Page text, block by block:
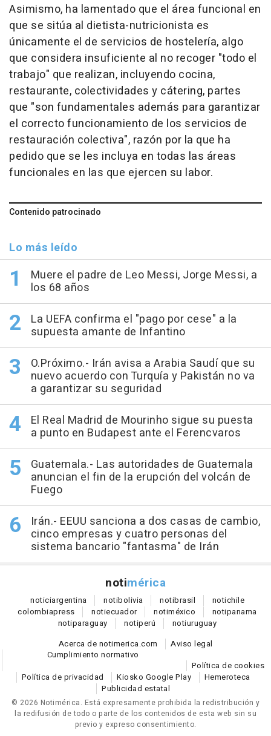
Asimismo, ha lamentado que el área funcional en
que se sitúa al dietista-nutricionista es
únicamente el de servicios de hostelería, algo
que considera insuficiente al no recoger "todo el
trabajo" que realizan, incluyendo cocina,
restaurante, colectividades y cátering, partes
que "son fundamentales además para garantizar
el correcto funcionamiento de los servicios de
restauración colectiva", razón por la que ha
pedido que se les incluya en todas las áreas
funcionales en las que ejercen su labor.
Contenido patrocinado
Lo más leído
Muere el padre de Leo Messi, Jorge Messi, a
los 68 años
La UEFA confirma el "pago por cese" a la
supuesta amante de Infantino
O.Próximo.- Irán avisa a Arabia Saudí que su
nuevo acuerdo con Turquía y Pakistán no va
a garantizar su seguridad
El Real Madrid de Mourinho sigue su puesta
a punto en Budapest ante el Ferencvaros
Guatemala.- Las autoridades de Guatemala
anuncian el fin de la erupción del volcán de
Fuego
Irán.- EEUU sanciona a dos casas de cambio,
cinco empresas y cuatro personas del
sistema bancario "fantasma" de Irán
notimérica
noticiargentina notibolivia notibrasil notichile
colombiapress notiecuador notiméxico notipanama
notiparaguay notiperú notiuruguay
Acerca de notimerica.com
Aviso legal
Cumplimiento normativo
Política de cookies
Política de privacidad
Kiosko Google Play
Hemeroteca
Publicidad estatal
© 2026 Notimérica. Está expresamente prohibida la redistribución y
la redifusión de todo o parte de los contenidos de esta web sin su
previo y expreso consentimiento.